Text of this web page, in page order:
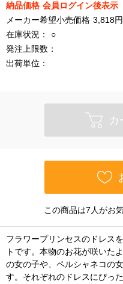
納品価格 会員ログイン後表示
メーカー希望小売価格 3,818円
在庫状況：
○
発注上限数：
出荷単位：
カ
この商品は7人がお
フラワープリンセスのドレス
トです。本物のお花が咲いた
の女の子や、ペルシャネコの
す。それぞれのドレスにぴっ